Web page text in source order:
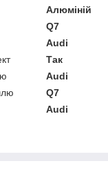
Алюміній
Q7
Audi
Так
Audi
Q7
Audi